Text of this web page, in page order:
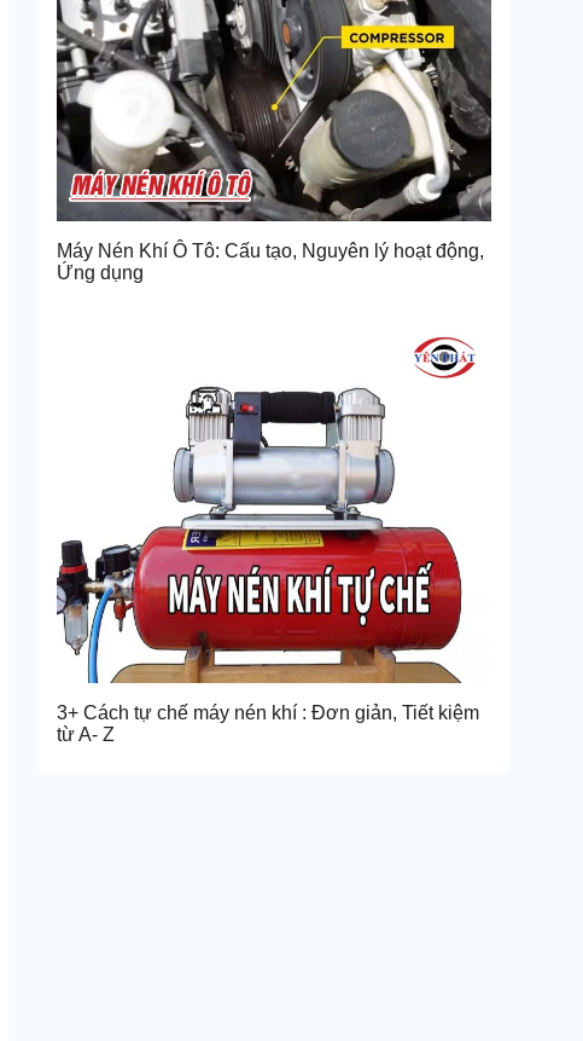
Máy Nén Khí Ô Tô: Cấu tạo, Nguyên lý hoạt động,
Ứng dụng
3+ Cách tự chế máy nén khí : Đơn giản, Tiết kiệm
từ A- Z